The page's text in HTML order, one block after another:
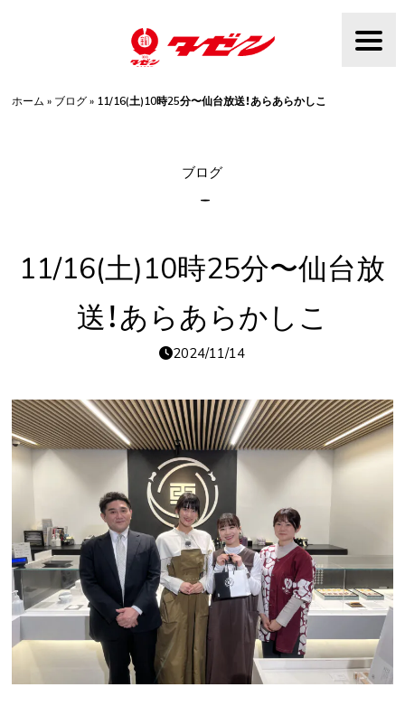
ホーム » ブログ» 11/16(土)10時25分〜仙台放送！あらあらかしこ
ブログ
11/16(土)10時25分〜仙台放
送！あらあらかしこ
2024/11/14